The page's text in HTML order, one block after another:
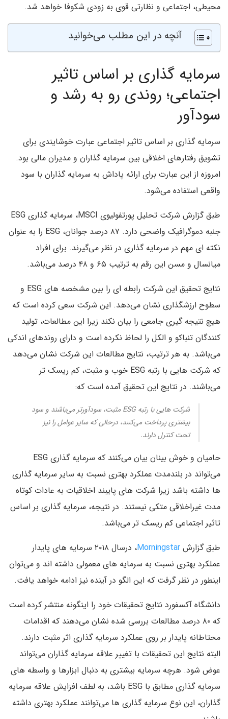
محیطی، اجتماعی و نظارتی قوی به زودی شکوفا خواهد شد.
آنچه در این مطلب می‌خوانید
سرمایه گذاری بر اساس تاثیر
اجتماعی؛ روندی رو به رشد و
سودآور
سرمایه گذاری بر اساس تاثیر اجتماعی عبارت خوشایندی برای
تشویق رفتارهای اخلاقی بین سرمایه گذاران و مدیران مالی بود.
امروزه از این عبارت برای ارائه پاداش به سرمایه گذاران با سود
واقعی استفاده می‌شود.
طبق گزارش شرکت تحلیل پورتفولیوی MSCI، سرمایه گذاری ESG
جنبه دموگرافیک واضحی دارد. ۸۷ درصد جوانان، ESG را به عنوان
نکته ای مهم در سرمایه گذاری در نظر می‌گیرند. برای افراد
میانسال و مسن این رقم به ترتیب ۶۵ و ۴۸ درصد می‌باشد.
نتایج تحقیق این شرکت رابطه ای را بین مشخصه های ESG و
سطوح ارزشگذاری نشان می‌دهد. این شرکت سعی کرده است که
هیچ نتیجه گیری جامعی را بیان نکند زیرا این مطالعات، تولید
کنندگان تنباکو و الکل را لحاظ نکرده است و دارای روندهای اندکی
می‌باشد. به هر ترتیب، نتایج مطالعات این شرکت نشان می‌دهد
که شرکت هایی با رتبه ESG خوب و مثبت، کم ریسک تر
می‌باشند. در نتایج این تحقیق آمده است که:
شرکت هایی با رتبه ESG مثبت، سودآورتر می‌باشند و سود
بیشتری پرداخت می‌کنند، درحالی که سایر عوامل را نیز
تحت کنترل دارند.
می‌تواند در بلندمدت عملکرد بهتری نسبت به سایر سرمایه گذاری
ها داشته باشد زیرا شرکت های پایبند اخلاقیات به عادات کوتاه
مدت غیراخلاقی متکی نیستند. در نتیجه، سرمایه گذاری بر اساس
تاثیر اجتماعی کم ریسک تر می‌باشد.
طبق گزارش Morningstar
، درسال ۲۰۱۸ سرمایه های پایدار
عملکرد بهتری نسبت به سرمایه های معمولی داشته اند و می‌توان
اینطور در نظر گرفت که این الگو در آینده نیز ادامه خواهد یافت.
دانشگاه آکسفورد نتایج تحقیقات خود را اینگونه منتشر کرده است
که ۸۰ درصد مطالعات بررسی شده نشان می‌دهند که اقدامات
محتاطانه پایدار بر روی عملکرد سرمایه گذاری اثر مثبت دارند.
البته نتایج این تحقیقات با تغییر علاقه سرمایه گذاران می‌تواند
عوض شود. هرچه سرمایه بیشتری به دنبال ابزارها و واسطه های
سرمایه گذاری مطابق با ESG باشد، به لطف افزایش علاقه سرمایه
گذاران، این نوع سرمایه گذاری ها می‌توانند عملکرد بهتری داشته